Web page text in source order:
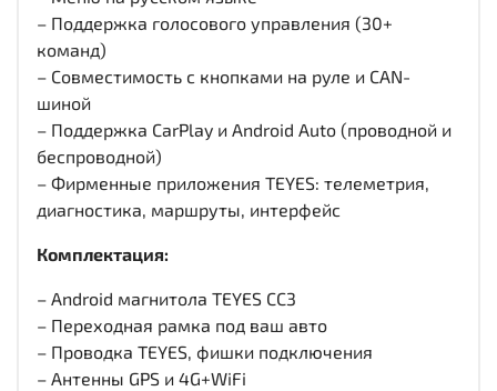
– Поддержка голосового управления (30+
команд)
– Совместимость с кнопками на руле и CAN-
шиной
– Поддержка CarPlay и Android Auto (проводной и
беспроводной)
– Фирменные приложения TEYES: телеметрия,
диагностика, маршруты, интерфейс
Комплектация:
– Android магнитола TEYES CC3
– Переходная рамка под ваш авто
– Проводка TEYES, фишки подключения
– Антенны GPS и 4G+WiFi